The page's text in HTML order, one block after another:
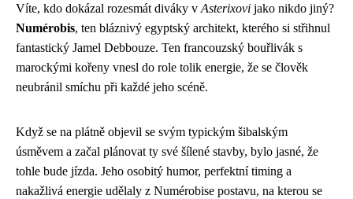
Víte, kdo dokázal rozesmát diváky v Asterixovi jako nikdo jiný?
Numérobis, ten bláznivý egyptský architekt, kterého si střihnul
fantastický Jamel Debbouze. Ten francouzský bouřlivák s
marockými kořeny vnesl do role tolik energie, že se člověk
neubránil smíchu při každé jeho scéně.
Když se na plátně objevil se svým typickým šibalským
úsměvem a začal plánovat ty své šílené stavby, bylo jasné, že
tohle bude jízda. Jeho osobitý humor, perfektní timing a
nakažlivá energie udělaly z Numérobise postavu, na kterou se